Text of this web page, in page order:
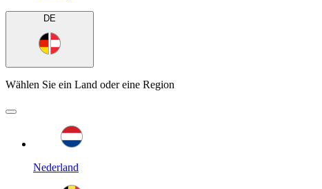
DE
Wählen Sie ein Land oder eine Region
Nederland